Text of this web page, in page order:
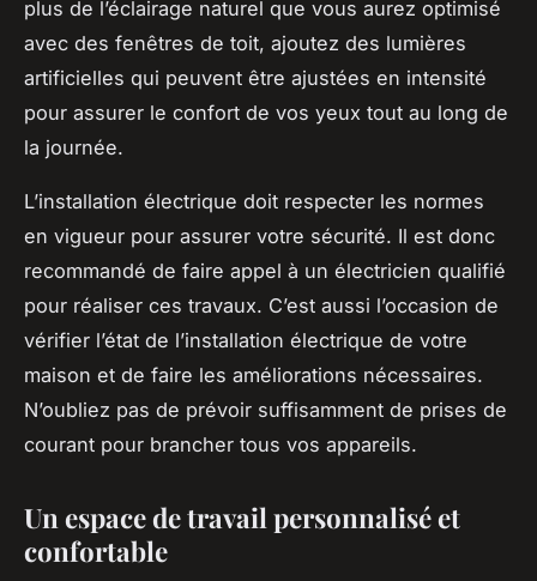
plus de l’éclairage naturel que vous aurez optimisé
avec des fenêtres de toit, ajoutez des lumières
artificielles qui peuvent être ajustées en intensité
pour assurer le confort de vos yeux tout au long de
la journée.
L’installation électrique doit respecter les normes
en vigueur pour assurer votre sécurité. Il est donc
recommandé de faire appel à un électricien qualifié
pour réaliser ces travaux. C’est aussi l’occasion de
vérifier l’état de l’installation électrique de votre
maison et de faire les améliorations nécessaires.
N’oubliez pas de prévoir suffisamment de prises de
courant pour brancher tous vos appareils.
Un espace de travail personnalisé et
confortable